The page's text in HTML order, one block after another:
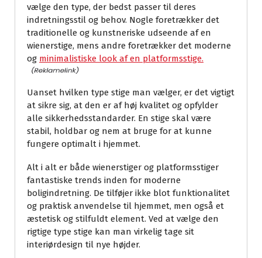
vælge den type, der bedst passer til deres
indretningsstil og behov. Nogle foretrækker det
traditionelle og kunstneriske udseende af en
wienerstige, mens andre foretrækker det moderne
og minimalistiske look af en platformsstige.
Uanset hvilken type stige man vælger, er det vigtigt
at sikre sig, at den er af høj kvalitet og opfylder
alle sikkerhedsstandarder. En stige skal være
stabil, holdbar og nem at bruge for at kunne
fungere optimalt i hjemmet.
Alt i alt er både wienerstiger og platformsstiger
fantastiske trends inden for moderne
boligindretning. De tilføjer ikke blot funktionalitet
og praktisk anvendelse til hjemmet, men også et
æstetisk og stilfuldt element. Ved at vælge den
rigtige type stige kan man virkelig tage sit
interiørdesign til nye højder.